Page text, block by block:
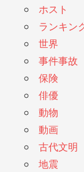
ホスト
ランキン
世界
事件事故
保険
俳優
動物
動画
古代文明
地震